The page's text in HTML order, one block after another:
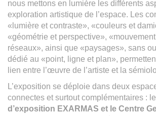
nous mettons en lumière les différents
exploration artistique de l’espace. Les
«lumière et contraste», «couleurs et
«géométrie et perspective»,
réseaux», ainsi que «paysages», sans
dédié au «point, ligne et plan»,
lien entre l’œuvre de l’artiste et la
L’exposition se déploie dans deux
connectes et surtout complémentaires : le
d’exposition EXARMAS et le Centre